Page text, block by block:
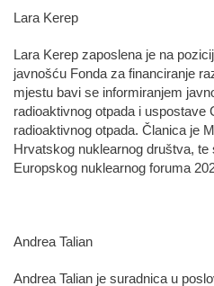
Lara Kerep
Lara Kerep zaposlena je na
javnošću Fonda za financiranje
mjestu bavi se informiranjem
radioaktivnog otpada i uspostave
radioaktivnog otpada. Članica je
Hrvatskog nuklearnog društva, te
Europskog nuklearnog foruma
Andrea Talian
Andrea Talian je suradnica u